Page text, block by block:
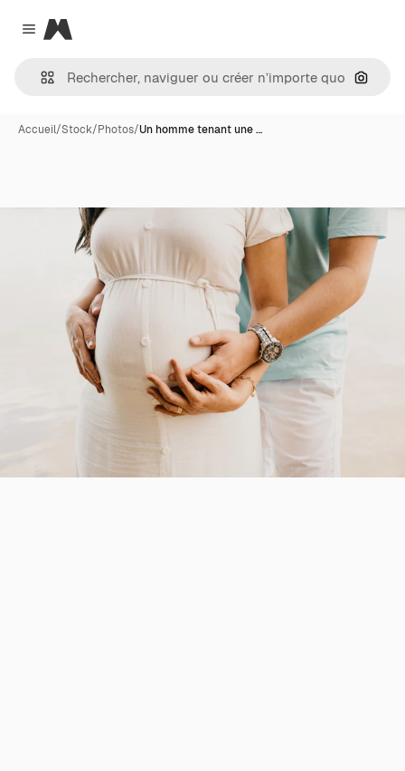
Close menu
Magnific
Accueil/Stock/Photos/Un homme tenant une …